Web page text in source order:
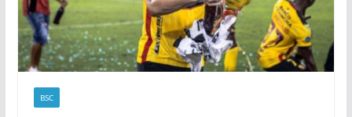
BSC